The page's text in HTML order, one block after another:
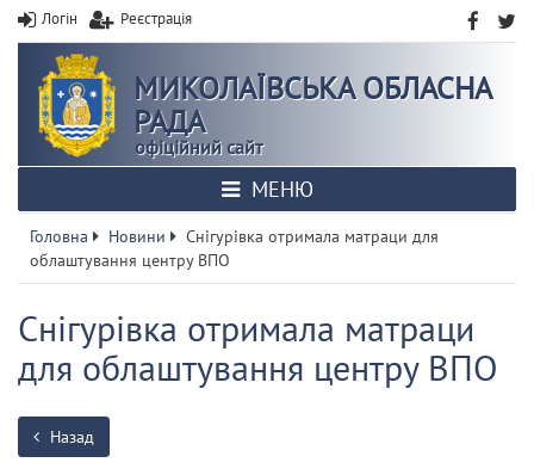
Логін Реєстрація
МИКОЛАЇВСЬКА ОБЛАСНА
РАДА
офіційний сайт
МЕНЮ
Головна Новини
Снігурівка отримала матраци для
облаштування центру ВПО
Снігурівка отримала матраци
для облаштування центру ВПО
Назад